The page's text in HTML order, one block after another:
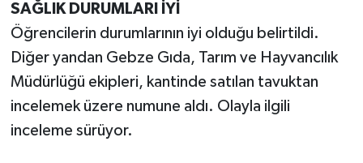
SAĞLIK DURUMLARI İYİ
Öğrencilerin durumlarının iyi olduğu belirtildi.
Diğer yandan Gebze Gıda, Tarım ve Hayvancılık
Müdürlüğü ekipleri, kantinde satılan tavuktan
incelemek üzere numune aldı. Olayla ilgili
inceleme sürüyor.